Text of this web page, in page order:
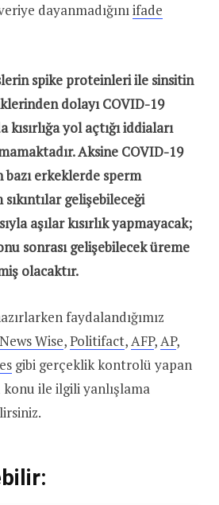
dayanmadığınıifade
spike proteinleri ile sinsitin
dolayı COVID-19
kısırlığa yol açtığı iddiaları
Aksine COVID-19
erkeklerde sperm
gelişebileceği
aşılar kısırlık yapmayacak;
sonrası gelişebilecek üreme
olacaktır.
faydalandığımız
News Wise,Politifact,AFP,AP,
gibi gerçeklik kontrolü yapan
ile ilgili yanlışlama